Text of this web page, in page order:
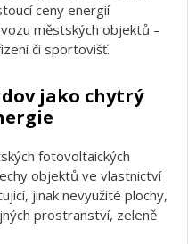
ceny energií
městských objektů –
či sportovišť.
jako chytrý
fotovoltaických
objektů ve vlastnictví
jinak nevyužité plochy,
prostranství, zeleně